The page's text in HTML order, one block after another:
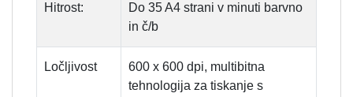
Hitrost:
Do 35 A4 strani v minuti barvno
in č/b
Ločljivost
600 x 600 dpi, multibitna
tehnologija za tiskanje s